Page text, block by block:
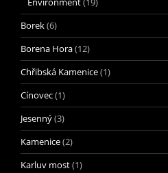
Borek(6)
Borena Hora(12)
Chřibská Kamenice(1)
Cínovec(1)
Jesenný(3)
Kamenice(2)
Karluv most(1)